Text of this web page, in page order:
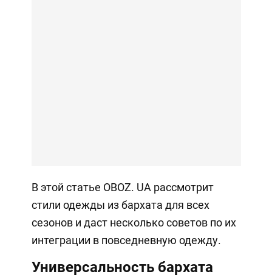
В этой статье OBOZ. UA рассмотрит
стили одежды из бархата для всех
сезонов и даст несколько советов по их
интеграции в повседневную одежду.
Универсальность бархата